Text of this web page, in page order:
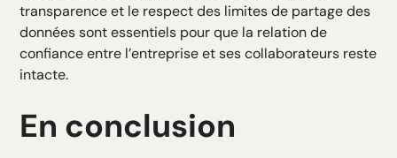
transparence et le respect des limites de partage des
données sont essentiels pour que la relation de
confiance entre l’entreprise et ses collaborateurs reste
intacte.
En conclusion